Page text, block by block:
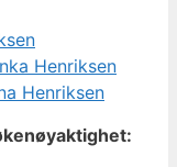
Henriksen
Henriksen